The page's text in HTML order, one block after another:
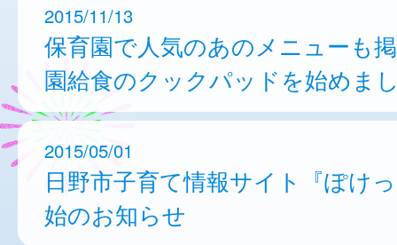
2015/11/13
保育園で人気のあのメニューも
園給食のクックパッドを始めま
2015/05/01
日野市子育て情報サイト『ぽけ
始のお知らせ